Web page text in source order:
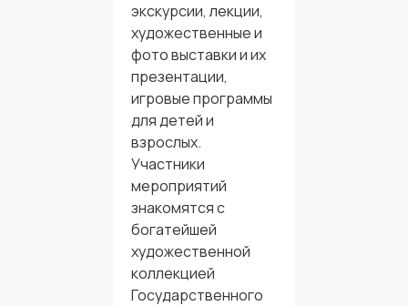
экскурсии, лекции,
художественные и
фото выставки и их
презентации,
игровые программы
для детей и
взрослых.
Участники
мероприятий
знакомятся с
богатейшей
художественной
коллекцией
Государственного